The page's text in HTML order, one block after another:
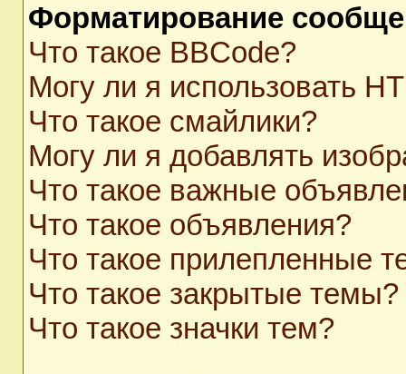
Форматирование
Что такое BBCode?
Могу ли я использовать
Что такое смайлики?
Могу ли я добавлять
Что такое важные
Что такое объявления?
Что такое прилепленные
Что такое закрытые темы?
Что такое значки тем?